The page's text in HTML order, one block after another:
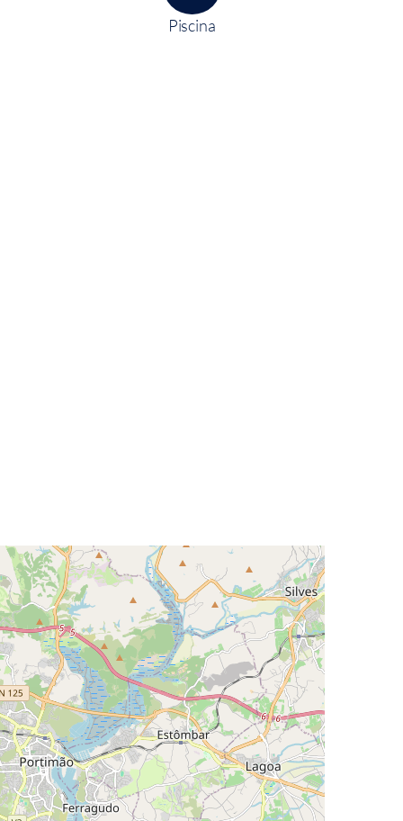
Piscina